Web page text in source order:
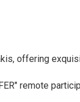
offering
remote